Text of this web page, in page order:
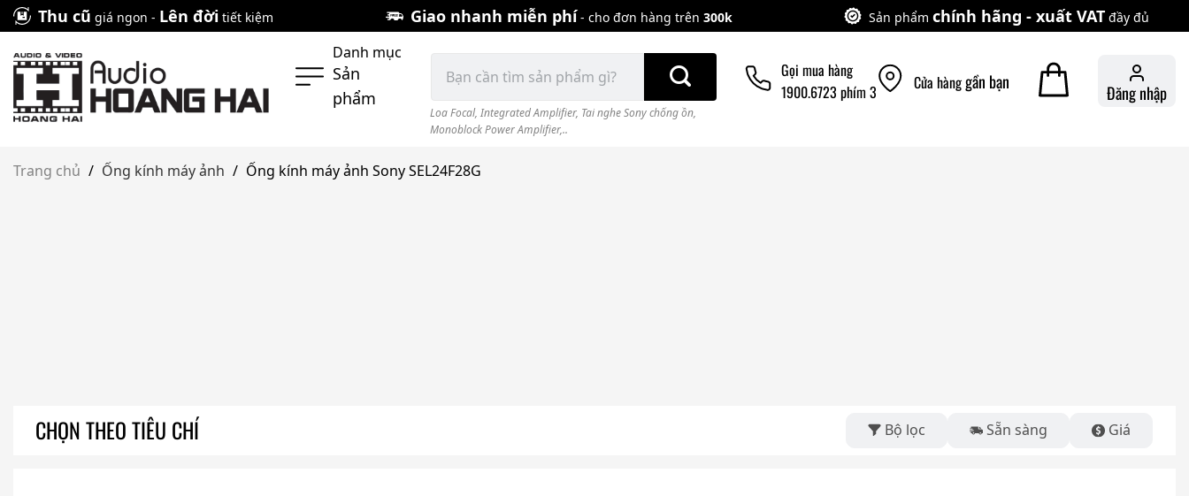
Skip
to
content
Thu cũ giá ngon - Lên đời tiết kiệm Giao nhanh miễn phí- cho đơn hàng trên 300k Sản phẩm chính hãng - xuất VAT đầy đủ
Danh mục
Sản
phẩm
kiếm:
Loa Focal, Integrated Amplifier, Tai nghe Sony chống ồn,
Monoblock Power Amplifier,..
Gọi mua hàng
1900.6723 phím 3
Cửa hànggần bạn Đăng nhập
Trang chủ / Ống kính máy ảnh / Ống kính máy ảnh Sony SEL24F28G
CHỌN THEO TIÊU CHÍ Bộ lọc Sẵn sàng Giá